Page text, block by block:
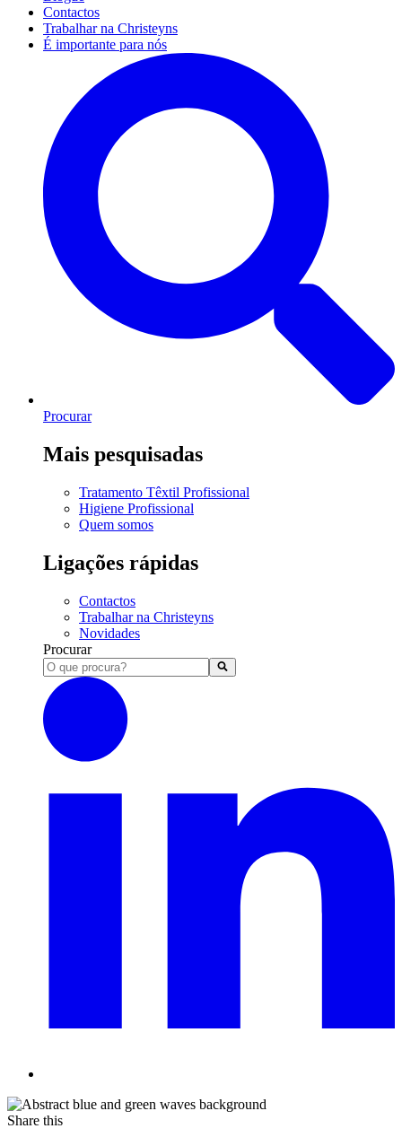
Contactos
Trabalhar na Christeyns
É importante para nós
Procurar
Mais pesquisadas
Tratamento Têxtil Profissional
Higiene Profissional
Quem somos
Ligações rápidas
Contactos
Trabalhar na Christeyns
Novidades
Procurar
Share this